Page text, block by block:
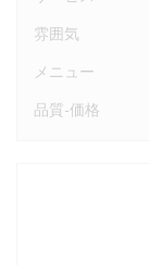
雰囲気
メニュー
品質-価格